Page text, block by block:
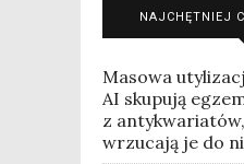
NAJCHĘTNIEJ
Masowa
AI skupują
z
wrzucają je do